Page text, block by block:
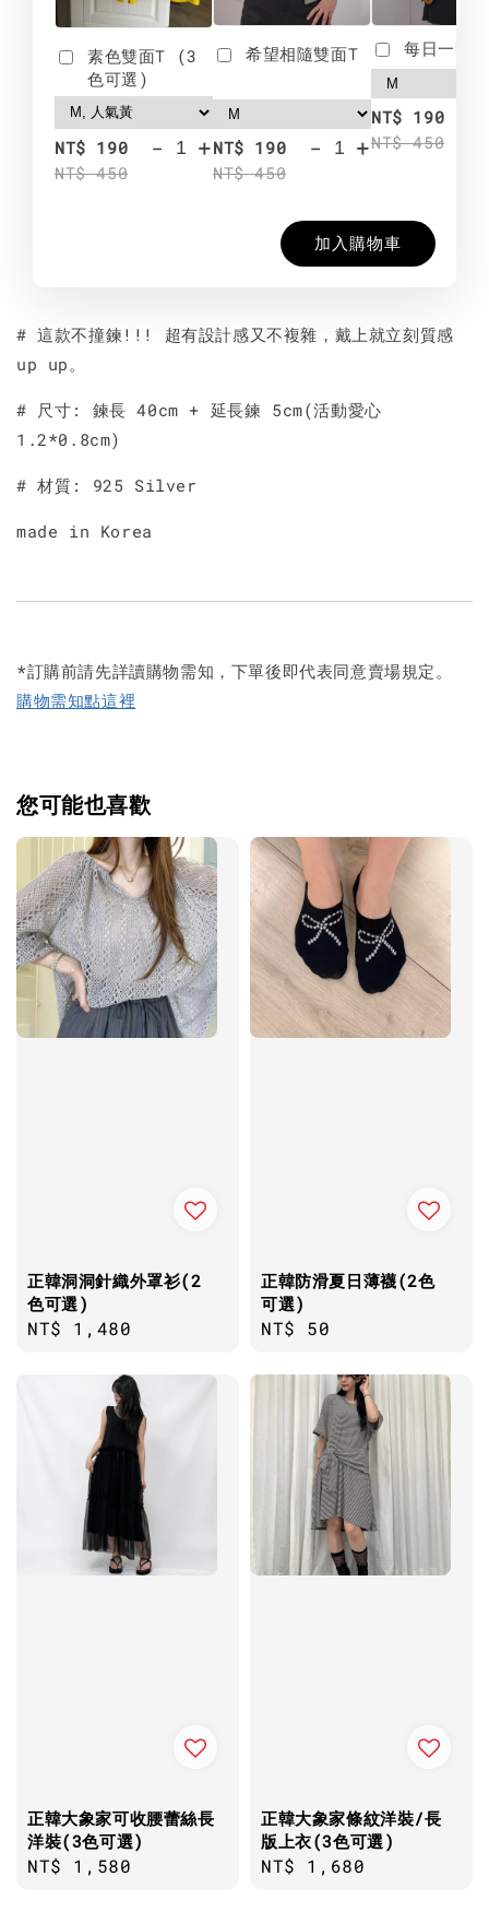
素色雙面T (3
色可選)
NT$ 190
NT$ 450
- +
希望相隨雙面T
NT$ 190
NT$ 450
- +
每日一笑
NT$ 190
NT$ 450
加入購物車
# 這款不撞鍊!!! 超有設計感又不複雜，戴上就立刻質感
up up。
# 尺寸: 鍊長 40cm + 延長鍊 5cm(活動愛心
1.2*0.8cm)
# 材質: 925 Silver
made in Korea
*訂購前請先詳讀購物需知，下單後即代表同意賣場規定。
購物需知點這裡
您可能也喜歡
正韓洞洞針織外罩衫(2
色可選)
Regular
NT$ 1,480
正韓防滑夏日薄襪(2色
可選)
Regular
NT$ 50
正韓大象家可收腰蕾絲長
洋裝(3色可選)
Regular
NT$ 1,580
正韓大象家條紋洋裝/長
版上衣(3色可選)
Regular
NT$ 1,680